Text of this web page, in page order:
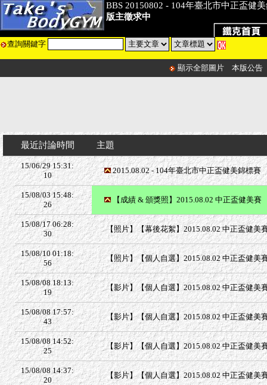
BBS 20150802 - 104年臺北市中正盃健
版主徵求中
查詢關鍵字
顯示全部圖片 本版公告
最近討論時間 主題
15/06/29 15:31:
10
2015.08.02 - 104年臺北市中正盃健美錦標賽
15/08/03 15:48:
26
【成績 & 頒獎照】2015.08.02 中正盃健美賽
15/08/17 06:28:
30
【照片】【幕後花絮】2015.08.02 中正盃健美
15/08/10 01:18:
56
【照片】【個人自選】2015.08.02 中正盃健美
15/08/08 18:13:
19
【影片】【個人自選】2015.08.02 中正盃健美
15/08/08 17:57:
43
【影片】【個人自選】2015.08.02 中正盃健美
15/08/08 14:52:
25
【影片】【個人自選】2015.08.02 中正盃健美
15/08/08 14:37:
20
【影片】【個人自選】2015.08.02 中正盃健美